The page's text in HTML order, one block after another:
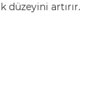
düzeyini artırır.